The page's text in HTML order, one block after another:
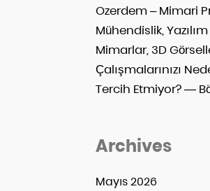
Ozerdem – Mimari
Mühendislik, Yazılım
Mimarlar, 3D
Çalışmalarınızı
Tercih Etmiyor? —
Archives
Mayıs 2026